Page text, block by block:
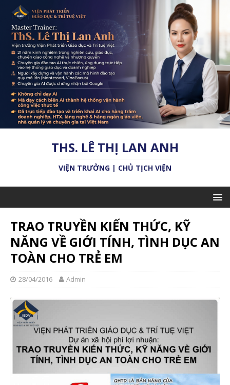
THS. LÊ THỊ LAN ANH
VIỆN TRƯỞNG | CHỦ TỊCH VIỆN
TRAO TRUYỀN KIẾN THỨC, KỸ
NĂNG VỀ GIỚI TÍNH, TÌNH DỤC AN
TOÀN CHO TRẺ EM
28/04/2016 Admin